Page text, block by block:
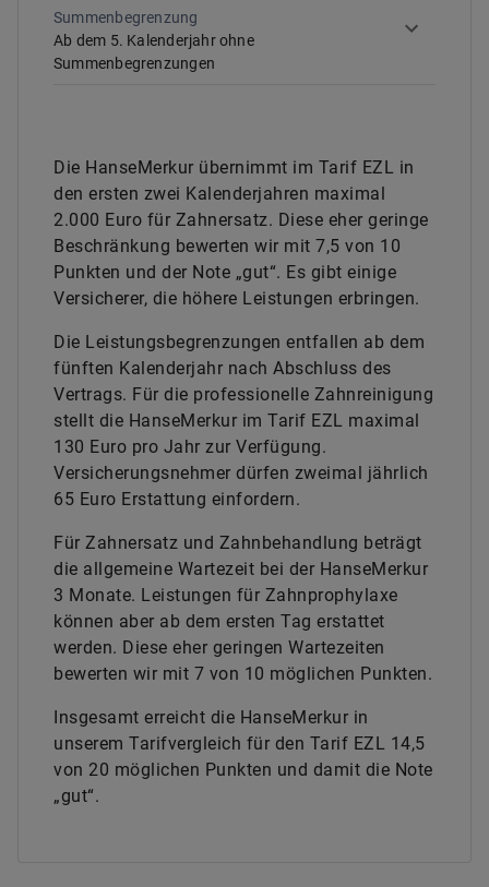
Summenbegrenzung
Ab dem 5. Kalenderjahr ohne
Summenbegrenzungen
Die HanseMerkur übernimmt im Tarif EZL in
den ersten zwei Kalenderjahren maximal
2.000 Euro für Zahnersatz. Diese eher geringe
Beschränkung bewerten wir mit 7,5 von 10
Punkten und der Note „gut“. Es gibt einige
Versicherer, die höhere Leistungen erbringen.
Die Leistungsbegrenzungen entfallen ab dem
fünften Kalenderjahr nach Abschluss des
Vertrags. Für die professionelle Zahnreinigung
stellt die HanseMerkur im Tarif EZL maximal
130 Euro pro Jahr zur Verfügung.
Versicherungsnehmer dürfen zweimal jährlich
65 Euro Erstattung einfordern.
Für Zahnersatz und Zahnbehandlung beträgt
die allgemeine Wartezeit bei der HanseMerkur
3 Monate. Leistungen für Zahnprophylaxe
können aber ab dem ersten Tag erstattet
werden. Diese eher geringen Wartezeiten
bewerten wir mit 7 von 10 möglichen Punkten.
Insgesamt erreicht die HanseMerkur in
unserem Tarifvergleich für den Tarif EZL 14,5
von 20 möglichen Punkten und damit die Note
„gut“.